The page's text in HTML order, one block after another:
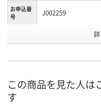
お申込番
号
J002259
数量
この商品を見た人は
す